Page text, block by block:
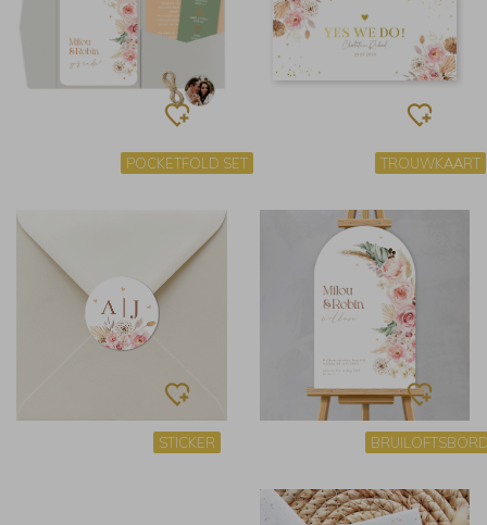
POCKETFOLD SET TROUWKAART
STICKER